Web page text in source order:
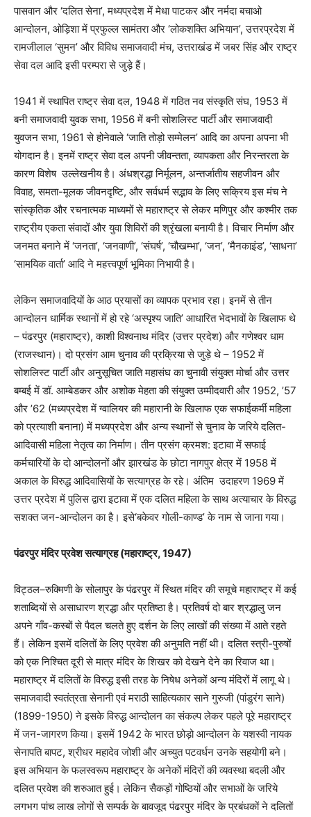
पासवान और ‘दलित सेना’,मध्यप्रदेश में मेधा पाटकर और नर्मदा बचाओ
आन्दोलन, ओड़िशा में प्रफुल्ल सामंतरा और ‘लोकशक्ति अभियान’,उत्तरप्रदेश में
रामजीलाल ‘सुमन’ और विविध समाजवादी मंच,उत्तराखंड में जबर सिंह और राष्ट्र
सेवा दल आदि इसी परम्परा से जुड़े हैं।
1941 में स्थापित राष्ट्र सेवा दल, 1948 में गठित नव संस्कृति संघ, 1953 में
बनी समाजवादी युवक सभा, 1956 में बनी सोशलिस्ट पार्टी और समाजवादी
युवजन सभा, 1961 से होनेवाले ‘जाति तोड़ो सम्मेलन’ आदि का अपना अपना भी
योगदान है। इनमें राष्ट्र सेवा दल अपनी जीवन्तता,व्यापकता और निरन्तरता के
कारण विशेष उल्लेखनीय है। अंधश्रद्धा निर्मूलन, अन्तर्जातीय सहजीवन और
विवाह,समता-मूलक जीवनदृष्टि, और सर्वधर्म सद्भाव के लिए सक्रिय इस मंच ने
सांस्कृतिक और रचनात्मक माध्यमों से महाराष्ट्र से लेकर मणिपुर और कश्मीर तक
राष्ट्रीय एकता संवादों और युवा शिविरों की श्रृंखला बनायी है। विचार निर्माण और
जनमत बनाने में ‘जनता’, ‘जनवाणी’, ‘संघर्ष’, ‘चौखम्भा’, ‘जन’, ‘मैनकाइंड’, ‘साधना’
‘सामयिक वार्ता’ आदि ने महत्त्वपूर्ण भूमिका निभायी है।
लेकिन समाजवादियों के आठ प्रयासों का व्यापक प्रभाव रहा। इनमें से तीन
आन्दोलन धार्मिक स्थानों में हो रहे‘अस्पृश्य जाति’ आधारित भेदभावों के खिलाफ थे
– पंढरपुर (महाराष्ट्र),काशी विश्वनाथ मंदिर (उत्तर प्रदेश) और गणेश्वर धाम
(राजस्थान)। दो प्रसंग आम चुनाव की प्रक्रिया से जुड़े थे – 1952 में
सोशलिस्ट पार्टी और अनुसूचित जाति महासंघ का चुनावी संयुक्त मोर्चा और उत्तर
बम्बई में डॉ. आम्बेडकर और अशोक मेहता की संयुक्त उम्मीदवारी और 1952, ’57
और ’62 (मध्यप्रदेश में ग्वालियर की महारानी के खिलाफ एक सफाईकर्मी महिला
को प्रत्याशी बनाना) में मध्यप्रदेश और अन्य स्थानों से चुनाव के जरिये दलित-
आदिवासी महिला नेतृत्व का निर्माण। तीन प्रसंग क्रमश: इटावा में सफाई
कर्मचारियों के दो आन्दोलनों और झारखंड के छोटा नागपुर क्षेत्र में 1958 में
अकाल के विरुद्ध आदिवासियों के सत्याग्रह के रहे। अंतिम उदाहरण 1969 में
उत्तर प्रदेश में पुलिस द्वारा इटावा में एक दलित महिला के साथ अत्याचार के विरुद्ध
सशक्त जन-आन्दोलन का है। इसे‘बकेवर गोली-काण्ड’के नाम से जाना गया।
पंढरपुर मंदिर प्रवेश सत्याग्रह (महाराष्ट्र,1947)
विट्ठल–रुक्मिणी के सोलापुर के पंढरपुर में स्थित मंदिर की समूचे महाराष्ट्र में कई
शताब्दियों से असाधारण श्रद्धा और प्रतिष्ठा है। प्रतिवर्ष दो बार श्रद्धालु जन
अपने गाँव-कस्बों से पैदल चलते हुए दर्शन के लिए लाखों की संख्या में आते रहते
हैं। लेकिन इसमें दलितों के लिए प्रवेश की अनुमति नहीं थी। दलित स्त्री-पुरुषों
को एक निश्चित दूरी से मात्र मंदिर के शिखर को देखने देने का रिवाज था।
महाराष्ट्र में दलितों के विरुद्ध इसी तरह के निषेध अनेकों अन्य मंदिरों में लागू थे।
समाजवादी स्वतंत्रता सेनानी एवं मराठी साहित्यकार साने गुरुजी (पांडुरंग साने)
(1899-1950) ने इसके विरुद्ध आन्दोलन का संकल्प लेकर पहले पूरे महाराष्ट्र
में जन-जागरण किया। इसमें 1942 के भारत छोड़ो आन्दोलन के यशस्वी नायक
सेनापति बापट,श्रीधर महादेव जोशी और अच्युत पटवर्धन उनके सहयोगी बने।
इस अभियान के फलस्वरूप महाराष्ट्र के अनेकों मंदिरों की व्यवस्था बदली और
दलित प्रवेश की शरुआत हुई। लेकिन सैकड़ों गोष्ठियों और सभाओं के जरिये
लगभग पांच लाख लोगों से सम्पर्क के बावजूद पंढरपुर मंदिर के प्रबंधकों ने दलितों